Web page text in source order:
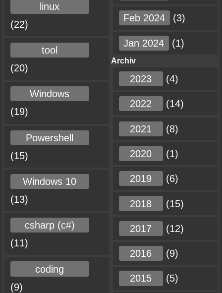
Feb 2024 (3)
Jan 2024 (1)
Archiv
2023 (4)
2022 (14)
2021 (8)
2020 (1)
2019 (6)
2018 (15)
2017 (12)
2016 (9)
2015 (5)
linux
(22)
tool
(20)
Windows
(19)
Powershell
(15)
Windows 10
(13)
csharp (c#)
(11)
coding
(9)